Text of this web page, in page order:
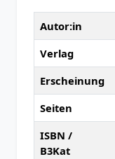
Autor:in
Verlag
Erscheinung
Seiten
ISBN /
B3Kat